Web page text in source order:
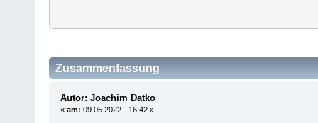
Zusammenfassung
Autor: Joachim Datko
« am: 09.05.2022 - 16:42 »